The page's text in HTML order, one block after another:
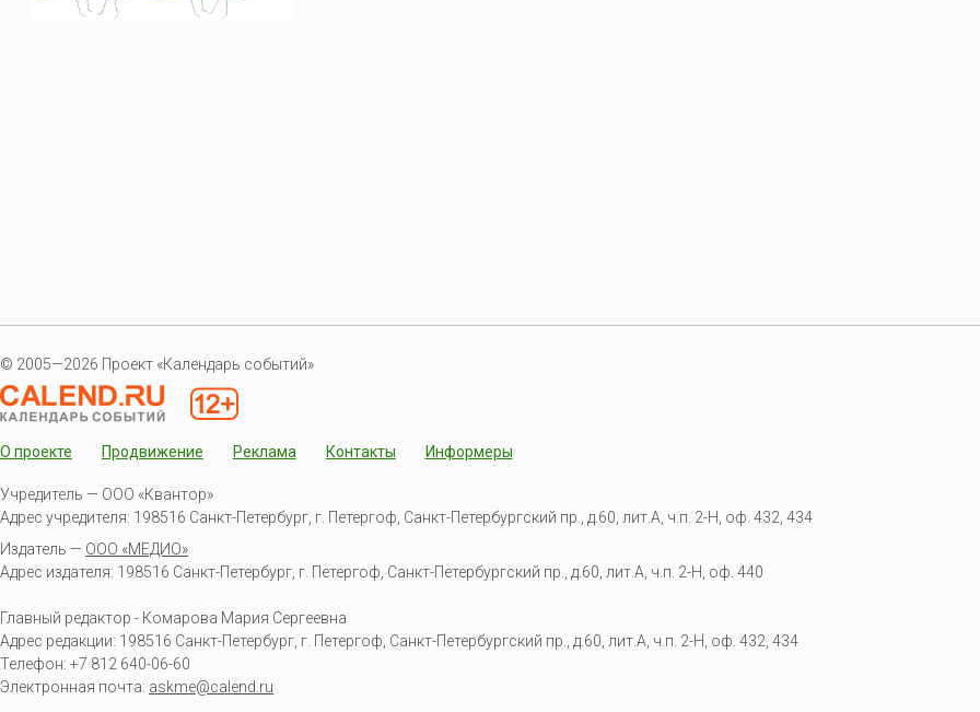
© 2005—2026 Проект «Календарь событий»
О проекте Продвижение Реклама Контакты Информеры
Учредитель — ООО «Квантор»
Адрес учредителя: 198516 Санкт-Петербург, г. Петергоф, Санкт-Петербургский пр., д.60, лит.А, ч.п. 2-Н, оф. 432, 434
Издатель — ООО «МЕДИО»
Адрес издателя: 198516 Санкт-Петербург, г. Петергоф, Санкт-Петербургский пр., д.60, лит.А, ч.п. 2-Н, оф. 440
Главный редактор - Комарова Мария Сергеевна
Адрес редакции: 198516 Санкт-Петербург, г. Петергоф, Санкт-Петербургский пр., д.60, лит.А, ч.п. 2-Н, оф. 432, 434
Телефон: +7 812 640-06-60
Электронная почта: askme@calend.ru